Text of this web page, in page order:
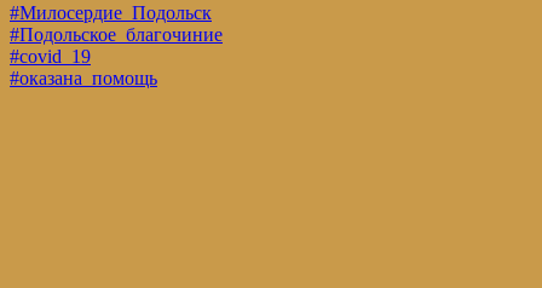
#Милосердие_Подольск
#Подольское_благочиние
#соvid_19
#оказана_помощь